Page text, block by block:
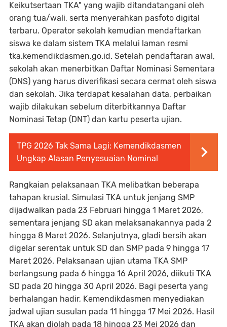
Keikutsertaan TKA" yang wajib ditandatangani oleh
orang tua/wali, serta menyerahkan pasfoto digital
terbaru. Operator sekolah kemudian mendaftarkan
siswa ke dalam sistem TKA melalui laman resmi
tka.kemendikdasmen.go.id. Setelah pendaftaran awal,
sekolah akan menerbitkan Daftar Nominasi Sementara
(DNS) yang harus diverifikasi secara cermat oleh siswa
dan sekolah. Jika terdapat kesalahan data, perbaikan
wajib dilakukan sebelum diterbitkannya Daftar
Nominasi Tetap (DNT) dan kartu peserta ujian.
TPG 2026 Tak Sama Lagi: Kemendikdasmen
Ungkap Alasan Penyesuaian Nominal
Rangkaian pelaksanaan TKA melibatkan beberapa
tahapan krusial. Simulasi TKA untuk jenjang SMP
dijadwalkan pada 23 Februari hingga 1 Maret 2026,
sementara jenjang SD akan melaksanakannya pada 2
hingga 8 Maret 2026. Selanjutnya, gladi bersih akan
digelar serentak untuk SD dan SMP pada 9 hingga 17
Maret 2026. Pelaksanaan ujian utama TKA SMP
berlangsung pada 6 hingga 16 April 2026, diikuti TKA
SD pada 20 hingga 30 April 2026. Bagi peserta yang
berhalangan hadir, Kemendikdasmen menyediakan
jadwal ujian susulan pada 11 hingga 17 Mei 2026. Hasil
TKA akan diolah pada 18 hingga 23 Mei 2026 dan